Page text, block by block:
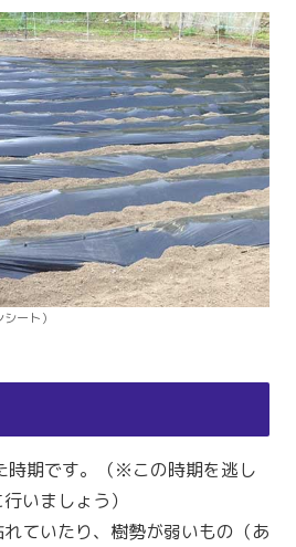
ート）
時期です。（※この時期を逃し
いましょう）
ていたり、樹勢が弱いもの（あ